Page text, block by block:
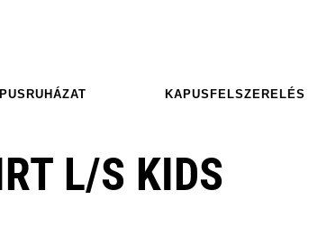
KAPUSFELSZERELÉS
L/S KIDS